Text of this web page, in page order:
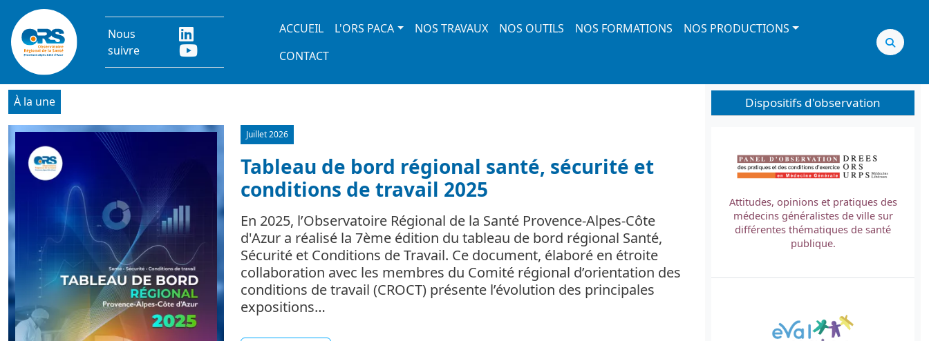
Aller au contenu principal
Nous
suivre
Main navigation
ACCUEIL L'ORS PACA NOS TRAVAUX NOS OUTILS NOS FORMATIONS
NOS PRODUCTIONS
CONTACT
À la une
Juillet 2026
Tableau de bord régional santé, sécurité et
conditions de travail 2025
En 2025, l’Observatoire Régional de la Santé Provence-Alpes-Côte
d'Azur a réalisé la 7ème édition du tableau de bord régional Santé,
Sécurité et Conditions de Travail. Ce document, élaboré en étroite
collaboration avec les membres du Comité régional d’orientation des
conditions de travail (CROCT) présente l’évolution des principales
expositions…
Dispositifs d'observation
Attitudes, opinions et pratiques des
médecins généralistes de ville sur
différentes thématiques de santé
publique.